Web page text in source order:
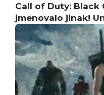
Call of Duty: Black
jmenovalo jinak!